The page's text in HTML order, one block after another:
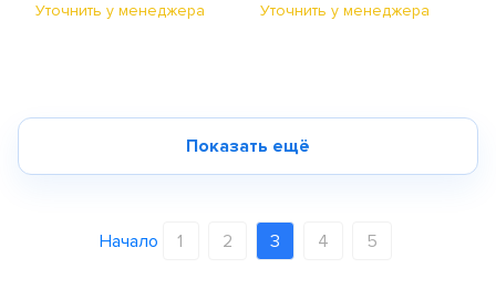
Уточнить у менеджера Уточнить у менеджера
Показать ещё
Начало 1 2 3 4 5